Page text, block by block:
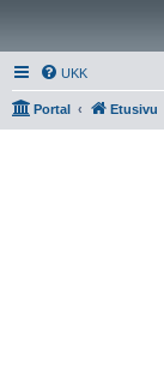
UKK
Portal Etusivu